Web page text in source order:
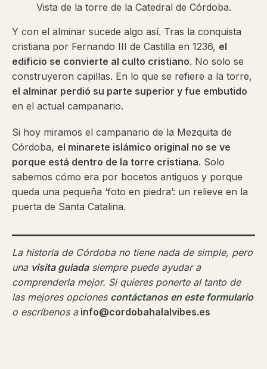
Vista de la torre de la Catedral de Córdoba.
Y con el alminar sucede algo así. Tras la conquista
cristiana por Fernando III de Castilla en 1236, el
edificio se convierte al culto cristiano. No solo se
construyeron capillas. En lo que se refiere a la torre,
el alminar perdió su parte superior y fue embutido
en el actual campanario.
Si hoy miramos el campanario de la Mezquita de
Córdoba, el minarete islámico original no se ve
porque está dentro de la torre cristiana. Solo
sabemos cómo era por bocetos antiguos y porque
queda una pequeña ‘foto en piedra’: un relieve en la
puerta de Santa Catalina.
La historia de Córdoba no tiene nada de simple, pero
una visita guiadasiempre puede ayudar a
comprenderla mejor. Si quieres ponerte al tanto de
las mejores opciones contáctanos en este formulario
o escríbenos ainfo@cordobahalalvibes.es